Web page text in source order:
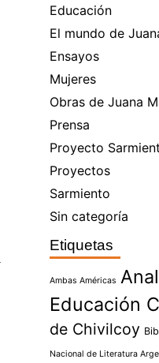
Educación
El mundo de
Ensayos
Mujeres
Obras de Juana
Prensa
Proyecto
Proyectos
Sarmiento
Sin categoría
Etiquetas
Ambas Américas
Educación
de Chivilcoy
Nacional de Literatura